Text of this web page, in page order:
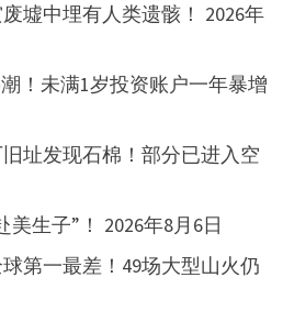
墟中埋有人类遗骸！ 2026年
！未满1岁投资账户一年暴增
址发现石棉！部分已进入空
生子”！ 2026年8月6日
第一最差！49场大型山火仍